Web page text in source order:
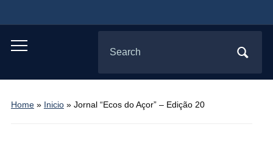
Toggle
menu
for:
Home» Inicio» Jornal “Ecos do Açor” – Edição 20